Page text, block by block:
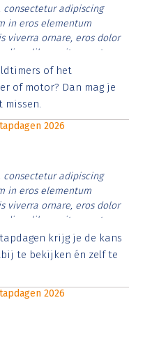
adipiscing
in eros elementum
viverra ornare, eros dolor
diam libero vitae erat.
cursus id rutrum lorem
risus tristique posuere.
of het
of motor? Dan mag je
2026
adipiscing
in eros elementum
viverra ornare, eros dolor
diam libero vitae erat.
cursus id rutrum lorem
risus tristique posuere.
krijg je de kans
te bekijken én zelf te
2026